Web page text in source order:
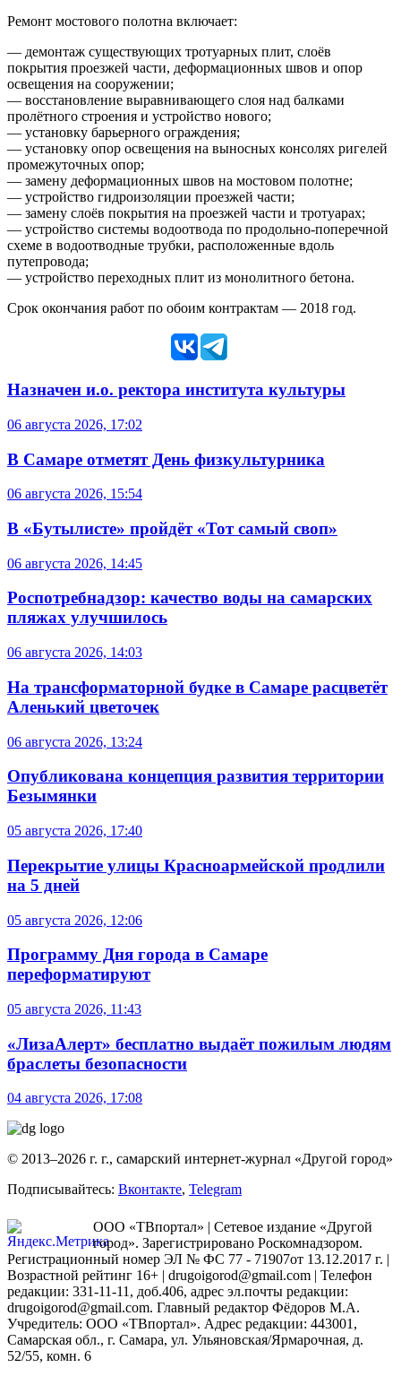
Ремонт мостового полотна включает:
— демонтаж существующих тротуарных плит, слоёв
покрытия проезжей части, деформационных швов и опор
освещения на сооружении;
— восстановление выравнивающего слоя над балками
пролётного строения и устройство нового;
— установку барьерного ограждения;
— установку опор освещения на выносных консолях ригелей
промежуточных опор;
— замену деформационных швов на мостовом полотне;
— устройство гидроизоляции проезжей части;
— замену слоёв покрытия на проезжей части и тротуарах;
— устройство системы водоотвода по продольно-поперечной
схеме в водоотводные трубки, расположенные вдоль
путепровода;
— устройство переходных плит из монолитного бетона.
Срок окончания работ по обоим контрактам — 2018 год.
Назначен и.о. ректора института культуры
06 августа 2026, 17:02
В Самаре отметят День физкультурника
06 августа 2026, 15:54
В «Бутылисте» пройдёт «Тот самый своп»
06 августа 2026, 14:45
Роспотребнадзор: качество воды на самарских
пляжах улучшилось
06 августа 2026, 14:03
На трансформаторной будке в Самаре расцветёт
Аленький цветочек
06 августа 2026, 13:24
Опубликована концепция развития территории
Безымянки
05 августа 2026, 17:40
Перекрытие улицы Красноармейской продлили
на 5 дней
05 августа 2026, 12:06
Программу Дня города в Самаре
переформатируют
05 августа 2026, 11:43
«ЛизаАлерт» бесплатно выдаёт пожилым людям
браслеты безопасности
04 августа 2026, 17:08
© 2013–2026 г. г., самарский интернет-журнал «Другой город»
Подписывайтесь: Вконтакте, Telegram
ООО «ТВпортал» | Сетевое издание «Другой
город». Зарегистрировано Роскомнадзором.
Регистрационный номер ЭЛ № ФС 77 - 71907от 13.12.2017 г. |
Возрастной рейтинг 16+ | drugoigorod@gmail.com | Телефон
редакции: 331-11-11, доб.406, адрес эл.почты редакции:
drugoigorod@gmail.com. Главный редактор Фёдоров М.А.
Учредитель: ООО «ТВпортал». Адрес редакции: 443001,
Самарская обл., г. Самара, ул. Ульяновская/Ярмарочная, д.
52/55, комн. 6